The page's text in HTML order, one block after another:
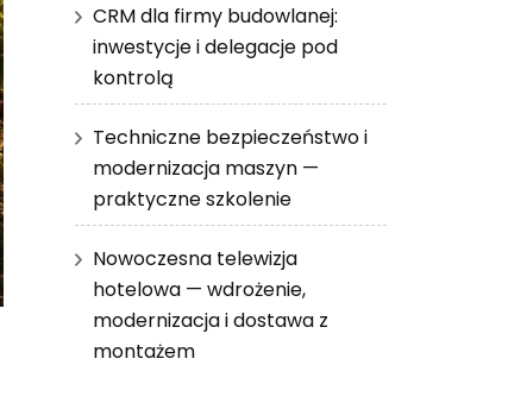
CRM dla firmy budowlanej:
inwestycje i delegacje pod
kontrolą
Techniczne bezpieczeństwo i
modernizacja maszyn —
praktyczne szkolenie
Nowoczesna telewizja
hotelowa — wdrożenie,
modernizacja i dostawa z
montażem